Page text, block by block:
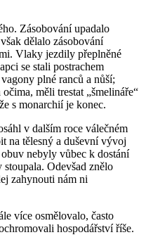
Zásobování upadalo
dělalo zásobování
Vlaky jezdily přeplněné
se stali postrachem
plné ranců a nůší;
měli trestat „šmelináře“
s monarchií je konec.
v dalším roce válečném
na tělesný a duševní vývoj
nebyly vůbec k dostání
Odevšad znělo
zahynouti nám ni
více osmělovalo, často
hospodářství říše.